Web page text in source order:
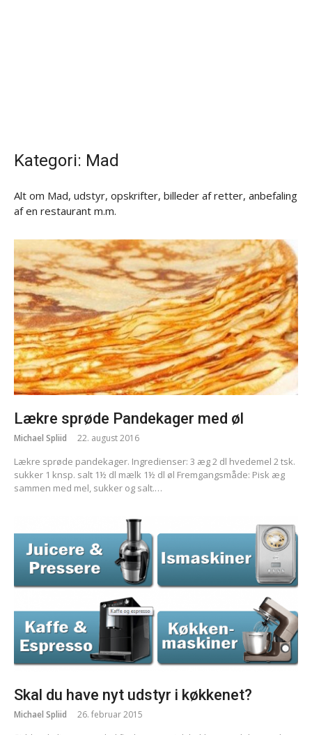
Kategori: Mad
Alt om Mad, udstyr, opskrifter, billeder af retter, anbefaling
af en restaurant m.m.
Lækre sprøde Pandekager med øl
Michael Spliid 22. august 2016
Lækre sprøde pandekager. Ingredienser: 3 æg 2 dl hvedemel 2 tsk.
sukker 1 knsp. salt 1½ dl mælk 1½ dl øl Fremgangsmåde: Pisk æg
sammen med mel, sukker og salt.…
Skal du have nyt udstyr i køkkenet?
Michael Spliid 26. februar 2015